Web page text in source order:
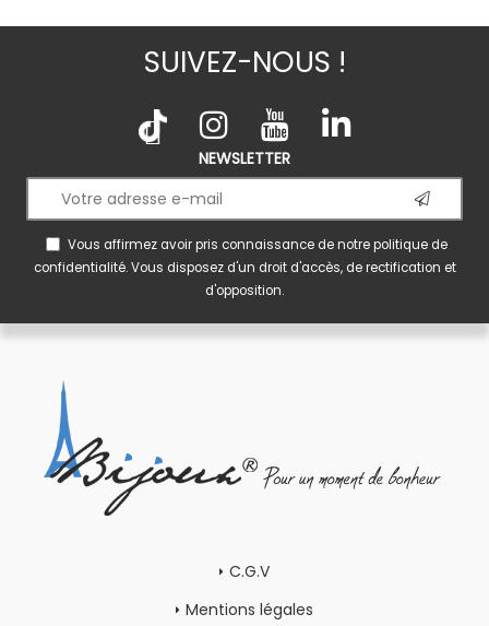
SUIVEZ-NOUS !
NEWSLETTER
Vous affirmez avoir pris connaissance de notrepolitique de
confidentialité. Vous disposez d'un droit d'accès, de rectification et
d'opposition.
C.G.V
Mentions légales